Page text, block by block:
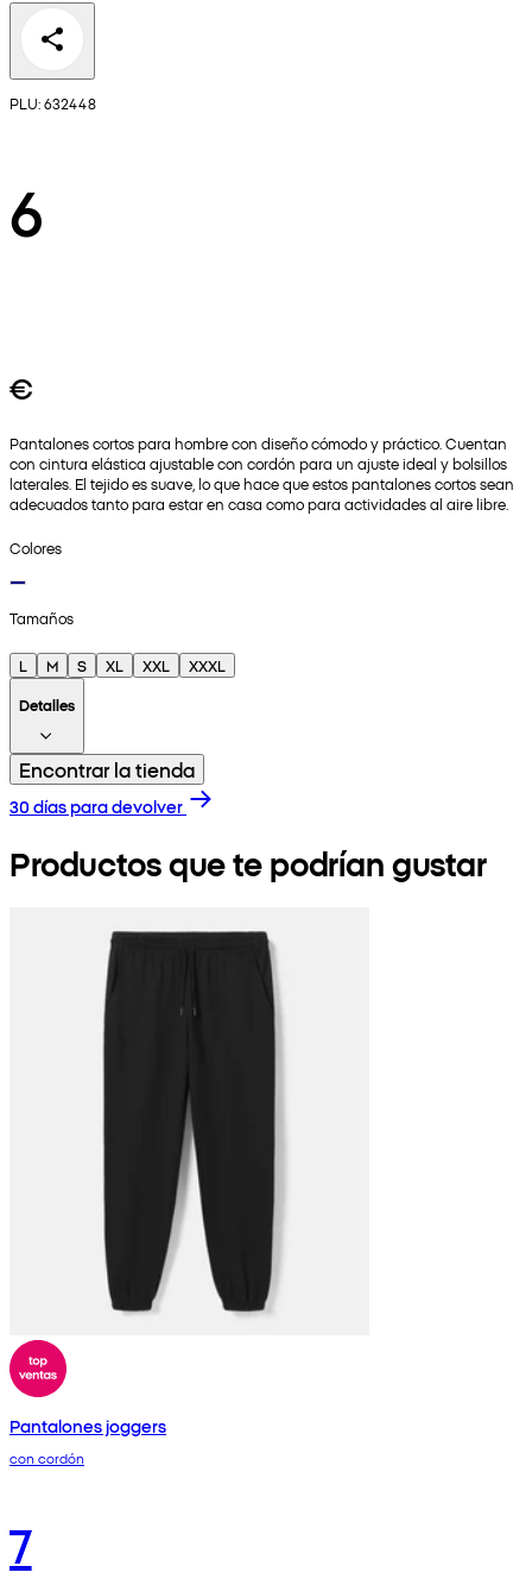
PLU: 632448
6
€
Pantalones cortos para hombre con diseño cómodo y práctico. Cuentan
con cintura elástica ajustable con cordón para un ajuste ideal y bolsillos
laterales. El tejido es suave, lo que hace que estos pantalones cortos sean
adecuados tanto para estar en casa como para actividades al aire libre.
Colores
Tamaños
L M S XL XXL
XXXL
Detalles
Encontrar la tienda
30 días para devolver
Productos que te podrían gustar
Pantalones joggers
con cordón
7